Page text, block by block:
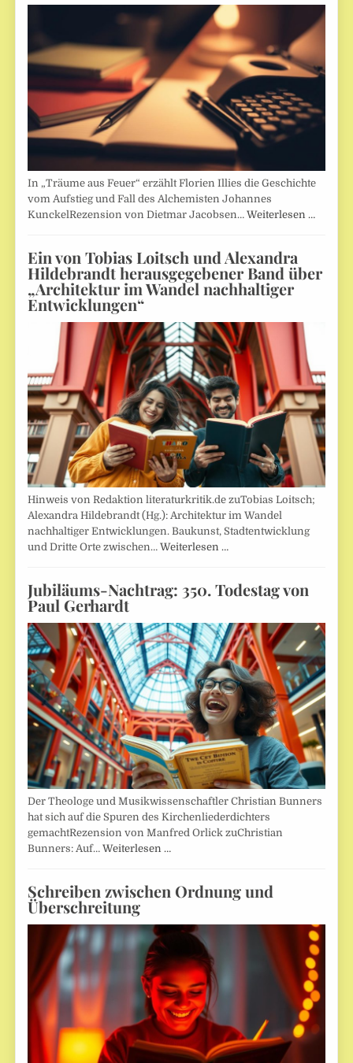
In „Träume aus Feuer“ erzählt Florien Illies die Geschichte
vom Aufstieg und Fall des Alchemisten Johannes
KunckelRezension von Dietmar Jacobsen…Weiterlesen …
Ein von Tobias Loitsch und Alexandra
Hildebrandt herausgegebener Band über
„Architektur im Wandel nachhaltiger
Entwicklungen“
Hinweis von Redaktion literaturkritik.de zuTobias Loitsch;
Alexandra Hildebrandt (Hg.): Architektur im Wandel
nachhaltiger Entwicklungen. Baukunst, Stadtentwicklung
und Dritte Orte zwischen…Weiterlesen …
Jubiläums-Nachtrag: 350. Todestag von
Paul Gerhardt
Der Theologe und Musikwissenschaftler Christian Bunners
hat sich auf die Spuren des Kirchenliederdichters
gemachtRezension von Manfred Orlick zuChristian
Bunners: Auf…Weiterlesen …
Schreiben zwischen Ordnung und
Überschreitung